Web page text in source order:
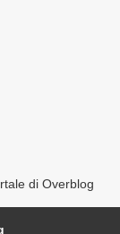
di Overblog